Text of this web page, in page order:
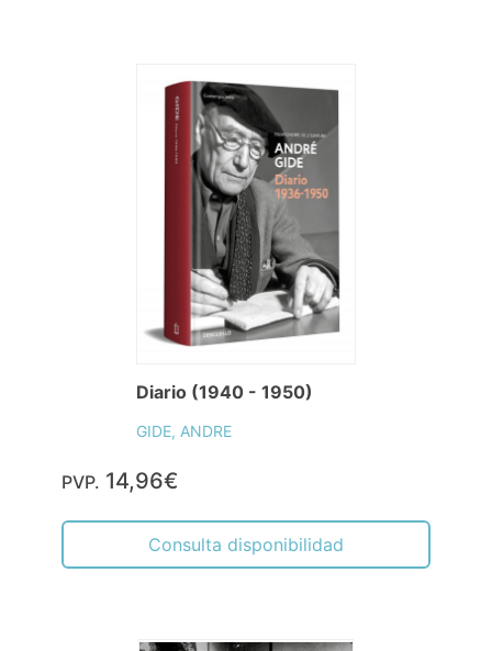
Diario (1940 - 1950)
GIDE, ANDRE
PVP. 14,96€
Consulta disponibilidad